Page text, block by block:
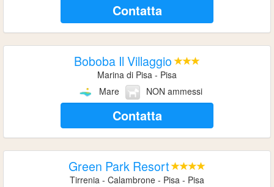
Contatta
Boboba Il Villaggio
Marina di Pisa - Pisa
Mare
NON ammessi
Contatta
Green Park Resort
Tirrenia - Calambrone - Pisa - Pisa